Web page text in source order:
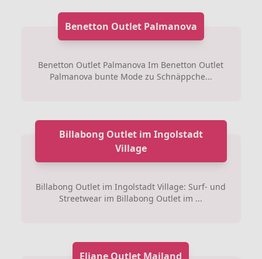
Benetton Outlet Palmanova
Benetton Outlet Palmanova Im Benetton Outlet
Palmanova bunte Mode zu Schnäppche...
Billabong Outlet im Ingolstadt
Village
Billabong Outlet im Ingolstadt Village: Surf- und
Streetwear im Billabong Outlet im ...
Eliane Outlet Mailand